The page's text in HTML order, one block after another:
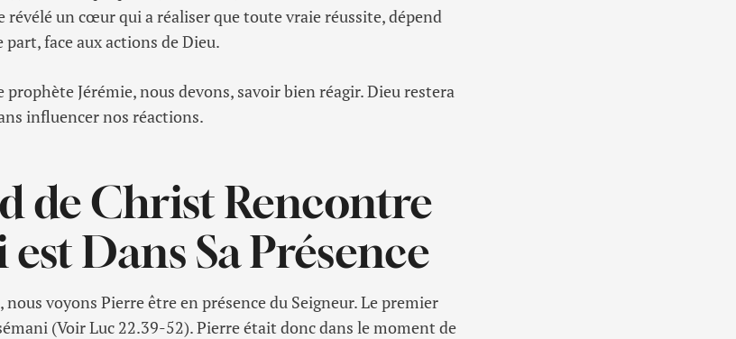
un cœur qui a réaliser que toute vraie réussite, dépend
face aux actions de Dieu.
Jérémie, nous devons, savoir bien réagir. Dieu restera
influencer nos réactions.
de Christ Rencontre
Dans Sa Présence
voyons Pierre être en présence du Seigneur. Le premier
(Voir Luc 22.39-52). Pierre était donc dans le moment de